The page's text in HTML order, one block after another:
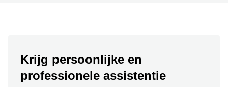
Hengelo
Bedrijfsruimte
Huren in
Krijg persoonlijke en
professionele assistentie